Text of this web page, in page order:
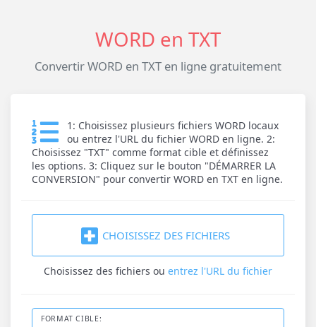
WORD en TXT
Convertir WORD en TXT en ligne gratuitement
1: Choisissez plusieurs fichiers WORD locaux
ou entrez l'URL du fichier WORD en ligne. 2:
Choisissez "TXT" comme format cible et définissez
les options. 3: Cliquez sur le bouton "DÉMARRER LA
CONVERSION" pour convertir WORD en TXT en ligne.
CHOISISSEZ DES FICHIERS
Choisissez des fichiers ou entrez l'URL du fichier
FORMAT CIBLE: